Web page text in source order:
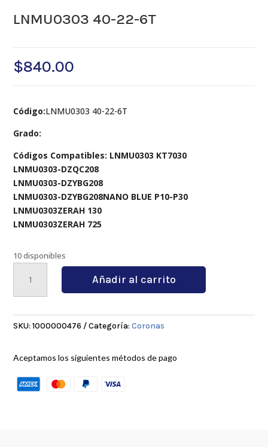
LNMU0303 40-22-6T
$840.00
Código:LNMU0303 40-22-6T
Grado:
Códigos Compatibles: LNMU0303 KT7030
LNMU0303-DZQC208
LNMU0303-DZYBG208
LNMU0303-DZYBG208NANO BLUE P10-P30
LNMU0303ZERAH 130
LNMU0303ZERAH 725
10 disponibles
22-
cantidad
Añadir al carrito
SKU:1000000476 Categoría:Coronas
Aceptamos los siguientes métodos de pago